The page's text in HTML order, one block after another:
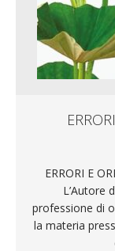
ERRORI E
L’Autore
professione di
la materia